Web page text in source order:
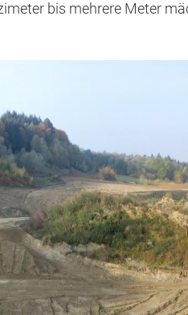
bis mehrere Meter